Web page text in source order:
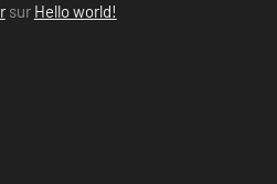
sur Hello world!